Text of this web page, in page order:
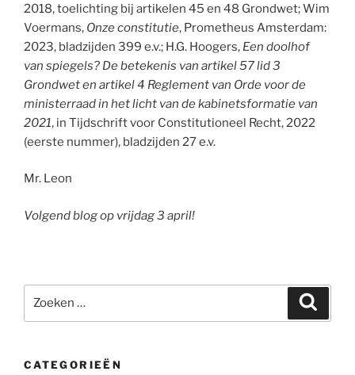
2018, toelichting bij artikelen 45 en 48 Grondwet; Wim
Voermans, Onze constitutie, Prometheus Amsterdam:
2023, bladzijden 399 e.v.; H.G. Hoogers, Een doolhof
van spiegels? De betekenis van artikel 57 lid 3
Grondwet en artikel 4 Reglement van Orde voor de
ministerraad in het licht van de kabinetsformatie van
2021, in Tijdschrift voor Constitutioneel Recht, 2022
(eerste nummer), bladzijden 27 e.v.
Mr. Leon
Volgend blog op vrijdag 3 april!
naar:
CATEGORIEËN